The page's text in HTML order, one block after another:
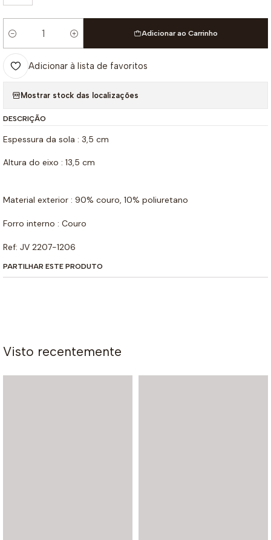
Quantidade
Adicionar ao Carrinho
Adicionar à lista de favoritos
Mostrar stock das localizações
DESCRIÇÃO
Espessura da sola : 3,5 cm
Altura do eixo : 13,5 cm
Material exterior : 90% couro, 10% poliuretano
Forro interno : Couro
Ref: JV 2207-1206
PARTILHAR ESTE PRODUTO
Visto recentemente